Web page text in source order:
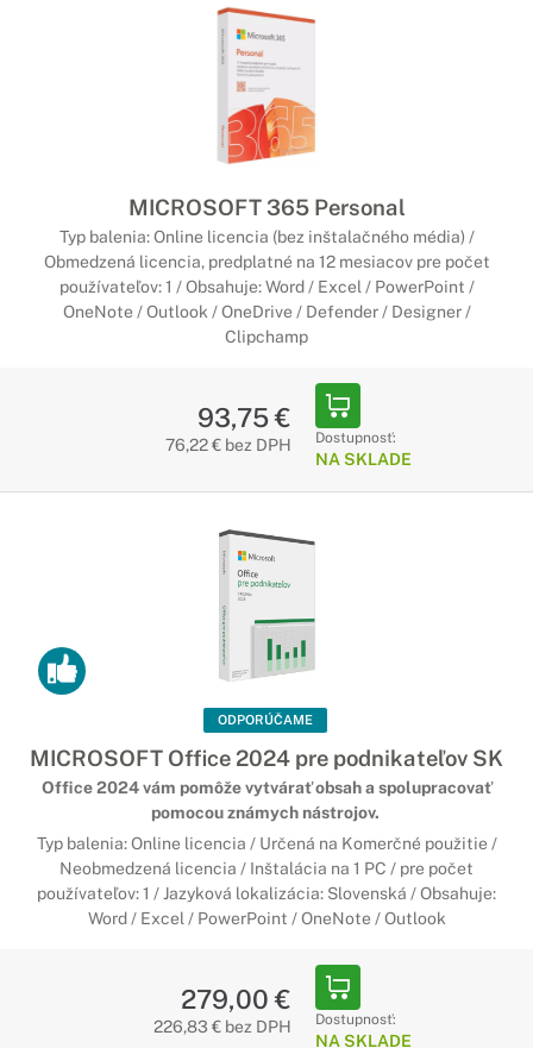
MICROSOFT 365 Personal
Typ balenia: Online licencia (bez inštalačného média) /
Obmedzená licencia, predplatné na 12 mesiacov pre počet
používateľov: 1 / Obsahuje: Word / Excel / PowerPoint /
OneNote / Outlook / OneDrive / Defender / Designer /
Clipchamp
93,75 €
76,22 € bez DPH Dostupnosť:
NA SKLADE
ODPORÚČAME
MICROSOFT Office 2024 pre podnikateľov SK
Office 2024 vám pomôže vytvárať obsah a spolupracovať
pomocou známych nástrojov.
Typ balenia: Online licencia / Určená na Komerčné použitie /
Neobmedzená licencia / Inštalácia na 1 PC / pre počet
používateľov: 1 / Jazyková lokalizácia: Slovenská / Obsahuje:
Word / Excel / PowerPoint / OneNote / Outlook
279,00 €
226,83 € bez DPH Dostupnosť:
NA SKLADE